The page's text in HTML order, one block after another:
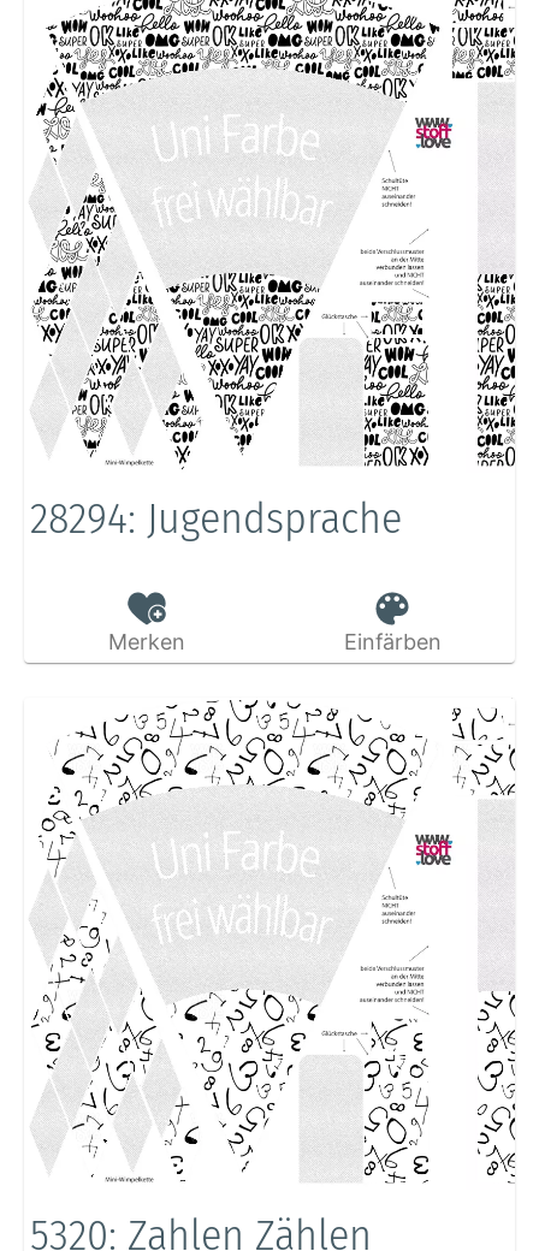
28294: Jugendsprache
Merken Einfärben
5320: Zahlen Zählen